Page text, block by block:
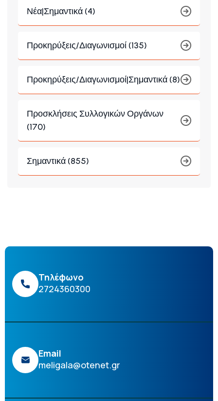
Νέα|Σημαντικά (4)
Προκηρύξεις/Διαγωνισμοί (135)
Προκηρύξεις/Διαγωνισμοί|Σημαντικά (8)
Προσκλήσεις Συλλογικών Οργάνων
(170)
Σημαντικά (855)
Τηλέφωνο
2724360300
Email
meligala@otenet.gr